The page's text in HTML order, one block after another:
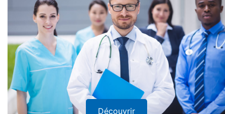
Découvrir